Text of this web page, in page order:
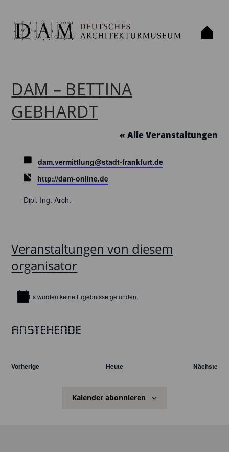
DAM – BETTINA
GEBHARDT
« Alle Veranstaltungen
Email
dam.vermittlung@stadt-frankfurt.de
Webseite
http://dam-online.de
Dipl. Ing. Arch.
Veranstaltungen von diesem
organisator
Hinweis
Es wurden keine Ergebnisse gefunden.
Anstehende
wählen.
Vorherige
Heute
Nächste
Kalender abonnieren